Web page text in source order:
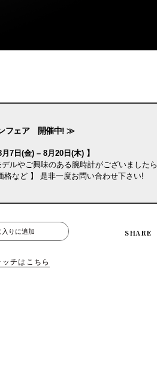
フェア 開催中! ≫
月7日(金) – 8月20日(木) 】
ルやご興味のある腕時計がございましたら
格など 】 是非一度お問い合わせ下さい!
入りに追加 SHARE
チはこちら